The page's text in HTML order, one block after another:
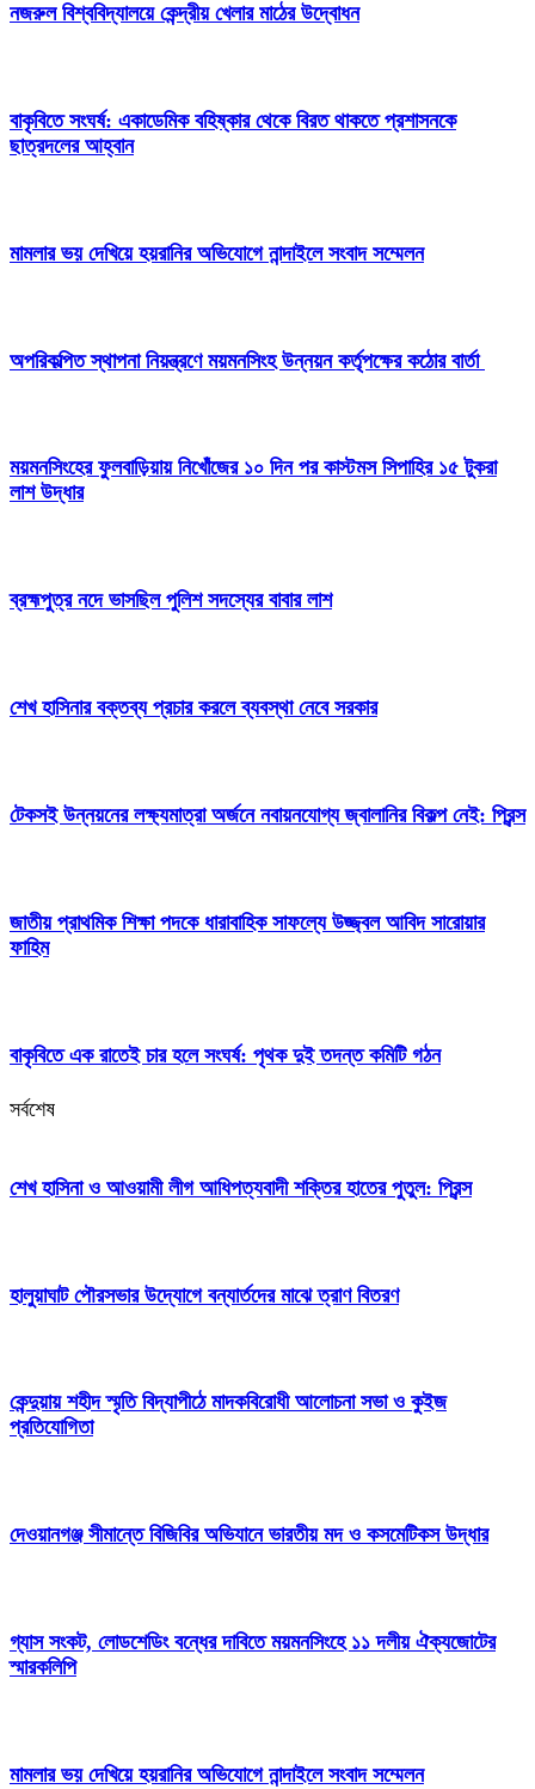
নজরুল বিশ্ববিদ্যালয়ে কেন্দ্রীয় খেলার মাঠের উদ্বোধন
বাকৃবিতে সংঘর্ষ: একাডেমিক বহিষ্কার থেকে বিরত থাকতে প্রশাসনকে
ছাত্রদলের আহ্বান
মামলার ভয় দেখিয়ে হয়রানির অভিযোগে নান্দাইলে সংবাদ সম্মেলন
অপরিকল্পিত স্থাপনা নিয়ন্ত্রণে ময়মনসিংহ উন্নয়ন কর্তৃপক্ষের কঠোর বার্তা
ময়মনসিংহের ফুলবাড়িয়ায় নিখোঁজের ১০ দিন পর কাস্টমস সিপাহির ১৫ টুকরা
লাশ উদ্ধার
ব্রহ্মপুত্র নদে ভাসছিল পুলিশ সদস্যের বাবার লাশ
শেখ হাসিনার বক্তব্য প্রচার করলে ব্যবস্থা নেবে সরকার
টেকসই উন্নয়নের লক্ষ্যমাত্রা অর্জনে নবায়নযোগ্য জ্বালানির বিকল্প নেই: প্রিন্স
জাতীয় প্রাথমিক শিক্ষা পদকে ধারাবাহিক সাফল্যে উজ্জ্বল আবিদ সারোয়ার
ফাহিম
বাকৃবিতে এক রাতেই চার হলে সংঘর্ষ: পৃথক দুই তদন্ত কমিটি গঠন
সর্বশেষ
শেখ হাসিনা ও আওয়ামী লীগ আধিপত্যবাদী শক্তির হাতের পুতুল: প্রিন্স
হালুয়াঘাট পৌরসভার উদ্যোগে বন্যার্তদের মাঝে ত্রাণ বিতরণ
কেন্দুয়ায় শহীদ স্মৃতি বিদ্যাপীঠে মাদকবিরোধী আলোচনা সভা ও কুইজ
প্রতিযোগিতা
দেওয়ানগঞ্জ সীমান্তে বিজিবির অভিযানে ভারতীয় মদ ও কসমেটিকস উদ্ধার
গ্যাস সংকট, লোডশেডিং বন্ধের দাবিতে ময়মনসিংহে ১১ দলীয় ঐক্যজোটের
স্মারকলিপি
মামলার ভয় দেখিয়ে হয়রানির অভিযোগে নান্দাইলে সংবাদ সম্মেলন